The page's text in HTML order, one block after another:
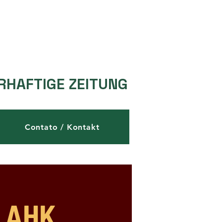
ZEITUNG
Contato / Kontakt